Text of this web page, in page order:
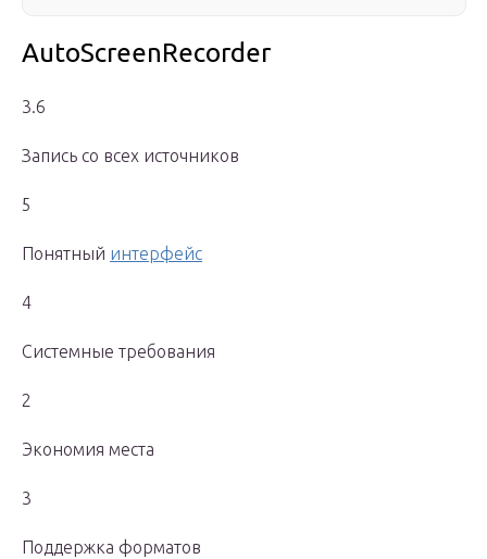
AutoScreenRecorder
3.6
Запись со всех источников
5
Понятный интерфейс
4
Системные требования
2
Экономия места
3
Поддержка форматов